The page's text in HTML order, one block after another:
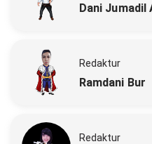
Dani Jumadil
Redaktur
Ramdani Bur
Redaktur